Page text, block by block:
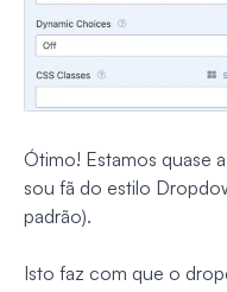
Ótimo! Estamos quase
sou fã do estilo
padrão).
Isto faz com que o